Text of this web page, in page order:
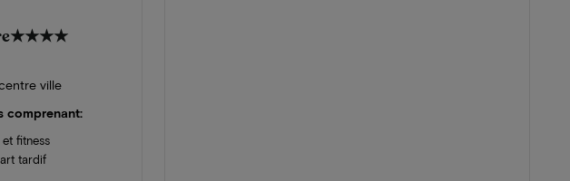
★★★★
ville
comprenant:
et fitness
tardif